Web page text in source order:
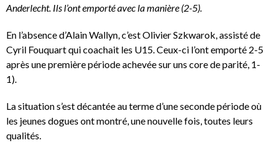
Anderlecht. Ils l’ont emporté avec la manière (2-5).
En l’absence d’Alain Wallyn, c’est Olivier Szkwarok, assisté de
Cyril Fouquart qui coachait les U15. Ceux-ci l’ont emporté 2-5
après une première période achevée sur uns core de parité, 1-
1).
La situation s’est décantée au terme d’une seconde période où
les jeunes dogues ont montré, une nouvelle fois, toutes leurs
qualités.